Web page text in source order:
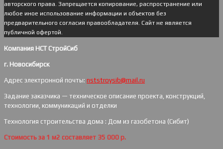
авторского права. Запрещается копирование, распространение или
любое иное использование информации и объектов без
предварительного согласия правообладателя. Cайт не является
публичной офертой.
Компания НСТ СтройСиб
г. Новосибирск
Адрес электронной почты: nststroysib@mail.ru
Задание заказчика — техническое описание проекта, конструкций,
технологии, коммуникаций и отделки
Технология строительства дома : Дом из газобетона (Сибит)
Стоимость за 1 м2 составляет 35 000 р.